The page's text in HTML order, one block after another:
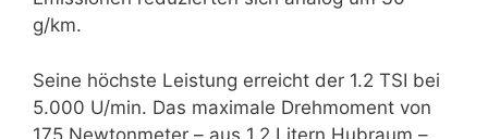
g/km.
Seine höchste Leistung erreicht der 1.2 TSI bei
5.000 U/min. Das maximale Drehmoment von
175 Newtonmeter – aus 1,2 Litern Hub­raum –